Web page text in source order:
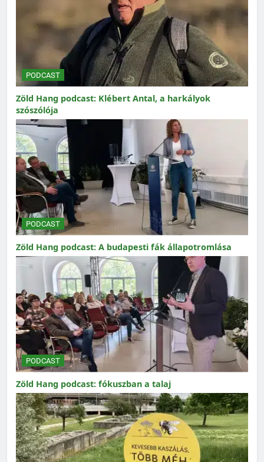
PODCAST
Zöld Hang podcast: Klébert Antal, a harkályok
szószólója
PODCAST
Zöld Hang podcast: A budapesti fák állapotromlása
PODCAST
Zöld Hang podcast: fókuszban a talaj